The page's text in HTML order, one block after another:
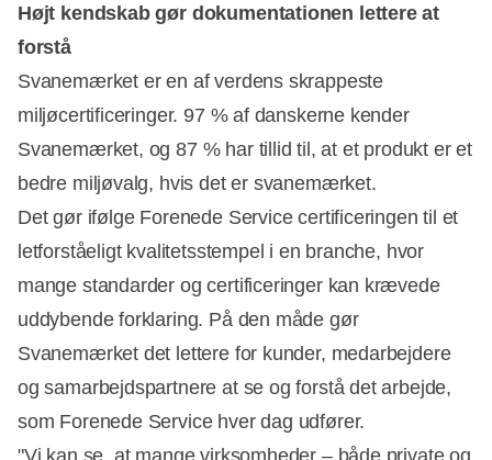
Højt kendskab gør dokumentationen lettere at
forstå
Svanemærket er en af verdens skrappeste
miljøcertificeringer. 97 % af danskerne kender
Svanemærket, og 87 % har tillid til, at et produkt er et
bedre miljøvalg, hvis det er svanemærket.
Det gør ifølge Forenede Service certificeringen til et
letforståeligt kvalitetsstempel i en branche, hvor
mange standarder og certificeringer kan krævede
uddybende forklaring. På den måde gør
Svanemærket det lettere for kunder, medarbejdere
og samarbejdspartnere at se og forstå det arbejde,
som Forenede Service hver dag udfører.
"Vi kan se, at mange virksomheder – både private og